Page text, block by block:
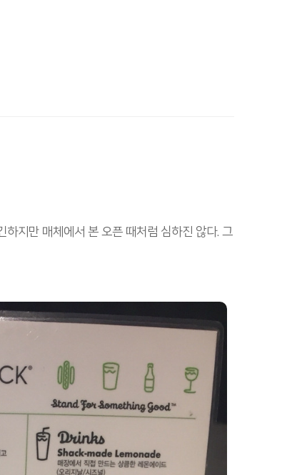
지만 매체에서 본 오픈 때처럼 심하진 않다. 그